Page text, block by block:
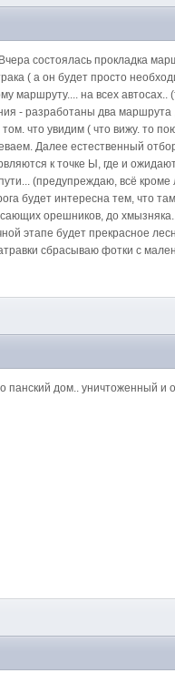
состоялась прокладка
( а он будет просто
маршруту.... на всех автосах..
- разработаны два
что увидим ( что вижу. то
Далее естественный
к точке Ы, где и
(предупреждаю, всё
будет интересна тем, что
орешников, до
этапе будет прекрасное
сбрасываю фотки с
панский дом.. уничтоженный